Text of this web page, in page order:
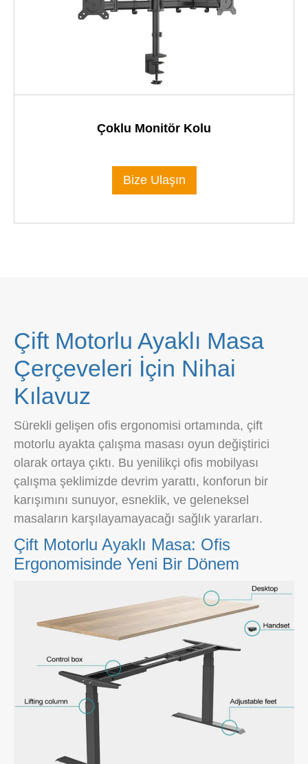
Çoklu Monitör Kolu
Bize Ulaşın
Çift Motorlu Ayaklı Masa
Çerçeveleri İçin Nihai
Kılavuz
Sürekli gelişen ofis ergonomisi ortamında, çift ​​
motorlu ayakta çalışma masası oyun değiştirici
olarak ortaya çıktı. Bu yenilikçi ofis mobilyası
çalışma şeklimizde devrim yarattı, konforun bir
karışımını sunuyor, esneklik, ve geleneksel
masaların karşılayamayacağı sağlık yararları.
Çift Motorlu Ayaklı Masa: Ofis
Ergonomisinde Yeni Bir Dönem